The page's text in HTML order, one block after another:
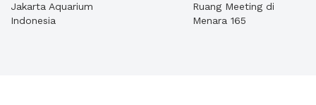
Jakarta Aquarium
Indonesia
Ruang Meeting di
Menara 165